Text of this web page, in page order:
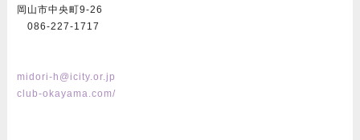
岡山市中央町9-26
086-227-1717
midori-h@icity.or.jp
club-okayama.com/